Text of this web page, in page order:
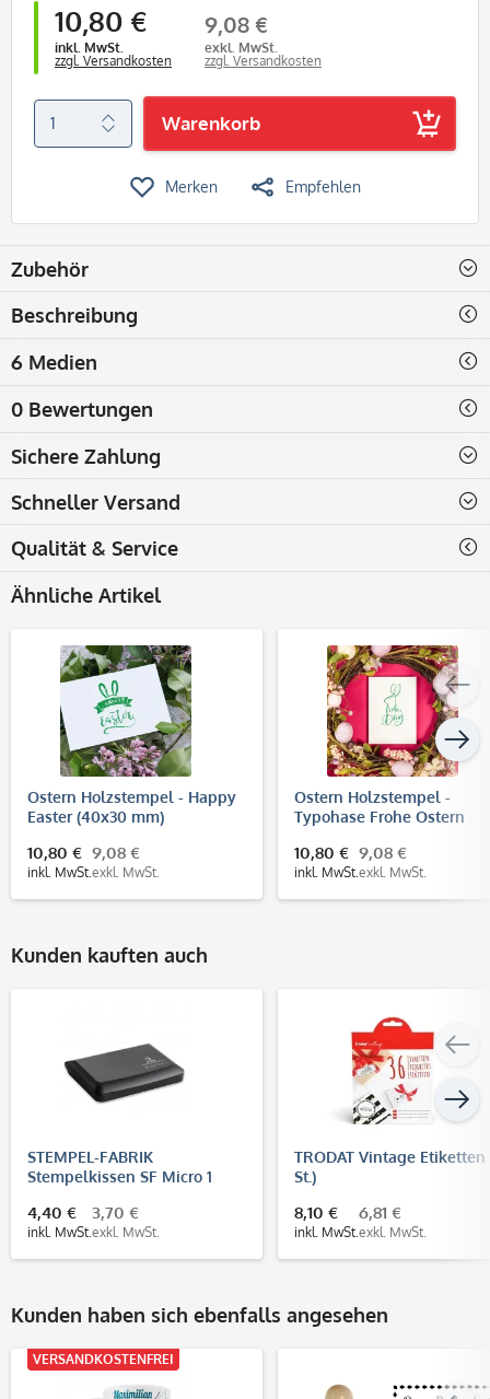
10,80 €
inkl. MwSt.
zzgl. Versandkosten
9,08 €
exkl. MwSt.
zzgl. Versandkosten
Warenkorb
Merken Empfehlen
Zubehör
Beschreibung
6 Medien
0 Bewertungen
Sichere Zahlung
Schneller Versand
Qualität & Service
Ähnliche Artikel
Ostern Holzstempel - Happy
Easter (40x30 mm)
10,80 €
inkl. MwSt.
9,08 €
exkl. MwSt.
Ostern Holzstempel -
Typohase Frohe Ostern
10,80 €
inkl. MwSt.
9,08 €
exkl. MwSt.
Kunden kauften auch
STEMPEL-FABRIK
Stempelkissen SF Micro 1
4,40 €
inkl. MwSt.
3,70 €
exkl. MwSt.
TRODAT Vintage Etiketten
St.)
8,10 €
inkl. MwSt.
6,81 €
exkl. MwSt.
Kunden haben sich ebenfalls angesehen
VERSANDKOSTENFREI